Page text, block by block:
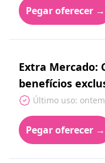
Pegar oferecer →
Extra Mercado:
benefícios
Último uso: ontem
Pegar oferecer →